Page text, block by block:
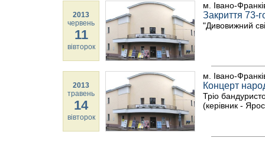
2013
червень
11
вівторок
м. Івано-
Закриття 73-
"Дивовижний
2013
травень
14
вівторок
м. Івано-
Концерт
Тріо
(керівник -